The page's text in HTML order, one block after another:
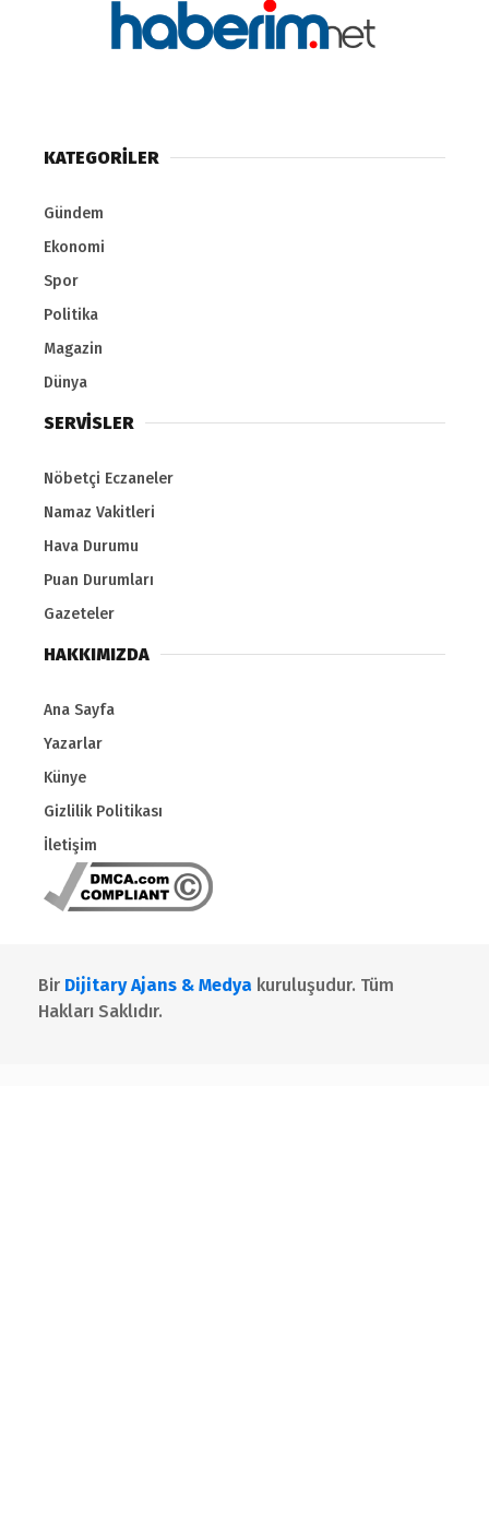
KATEGORİLER
Gündem
Ekonomi
Spor
Politika
Magazin
Dünya
SERVİSLER
Nöbetçi Eczaneler
Namaz Vakitleri
Hava Durumu
Puan Durumları
Gazeteler
HAKKIMIZDA
Ana Sayfa
Yazarlar
Künye
Gizlilik Politikası
İletişim
Bir Dijitary Ajans & Medya kuruluşudur. Tüm
Hakları Saklıdır.